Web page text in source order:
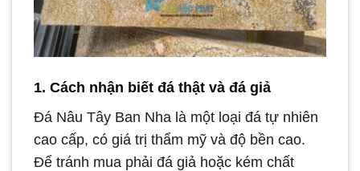
1. Cách nhận biết đá thật và đá giả
Đá Nâu Tây Ban Nha là một loại đá tự nhiên
cao cấp, có giá trị thẩm mỹ và độ bền cao.
Để tránh mua phải đá giả hoặc kém chất